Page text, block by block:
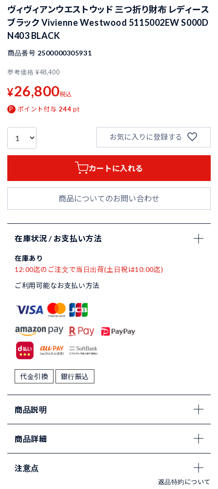
ヴィヴィアンウエストウッド 三つ折り財布 レディース
ブラック Vivienne Westwood 5115002EW S000D
N403 BLACK
商品番号 2500000305931
参考価格 ¥48,400
¥26,800税込
ポイント付与 244 pt
お気に入りに登録する
カートに入れる
商品についてのお問い合わせ
在庫状況 / お支払い方法
在庫あり
12:00迄のご注文で当日出荷(土日祝は10:00迄)
ご利用可能なお支払い方法
代金引換 銀行振込
商品説明
商品詳細
注意点
返品特約について